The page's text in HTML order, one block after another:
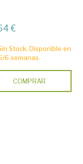
€
Stock. Disponible en
6 semanas.
COMPRAR